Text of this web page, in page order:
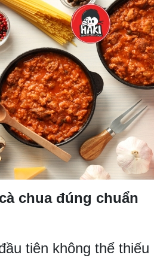
chua đúng chuẩn
tiên không thể